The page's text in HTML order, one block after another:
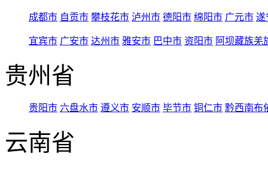
成都市 自贡市 攀枝花市 泸州市 德阳市 绵阳市 广元市 遂
宜宾市 广安市 达州市 雅安市 巴中市 资阳市 阿坝藏族羌
贵州省
贵阳市 六盘水市 遵义市 安顺市 毕节市 铜仁市 黔西南布
云南省